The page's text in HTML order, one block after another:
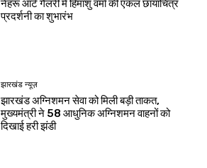
नेहरू आर्ट गैलरी में हिमांशु वर्मा की एकल छायाचित्र
प्रदर्शनी का शुभारंभ
झारखंड न्यूज़
झारखंड अग्निशमन सेवा को मिली बड़ी ताकत,
मुख्यमंत्री ने 58 आधुनिक अग्निशमन वाहनों को
दिखाई हरी झंडी